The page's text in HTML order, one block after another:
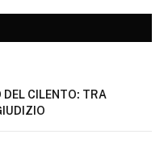
DEL CILENTO: TRA